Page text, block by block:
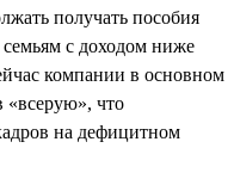
получать пособия
семьям с доходом ниже
компании в основном
«всерую», что
на дефицитном